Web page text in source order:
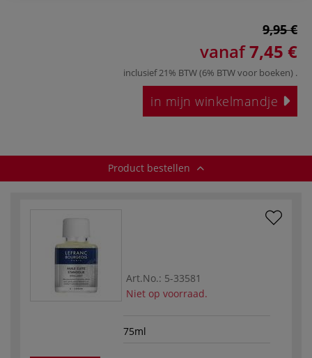
9,95 €
vanaf7,45 €
inclusief 21% BTW (6% BTW voor boeken) .
in mijn winkelmandje
Product bestellen
Art.No.: 5-33581
Niet op voorraad.
75ml